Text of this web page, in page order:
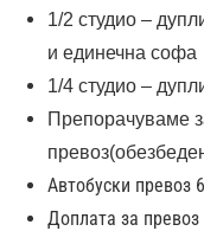
12.08-19.08.2026
19.08-26.08.2026
26.08.-02.09.2026
02.09.-09.09.2026
1/2 студио –
и единечна софа
1/4 студио –
Препорачуваме
Автобуски превоз
Доплата за превоз